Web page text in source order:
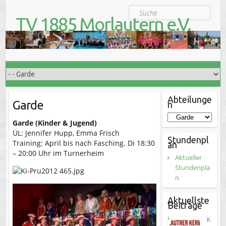
Suche
TV 1885 Morlautern e.V.
Der Turnverein für Jung und Alt
Garde
Garde (Kinder & Jugend)
ÜL: Jennifer Hupp, Emma Frisch
Training: April bis nach Fasching. Di 18:30
– 20:00 Uhr im Turnerheim
Abteilunge
n
Stundenpl
an
Aktueller
Stundenpla
n
Aktuellste
Beiträge
K